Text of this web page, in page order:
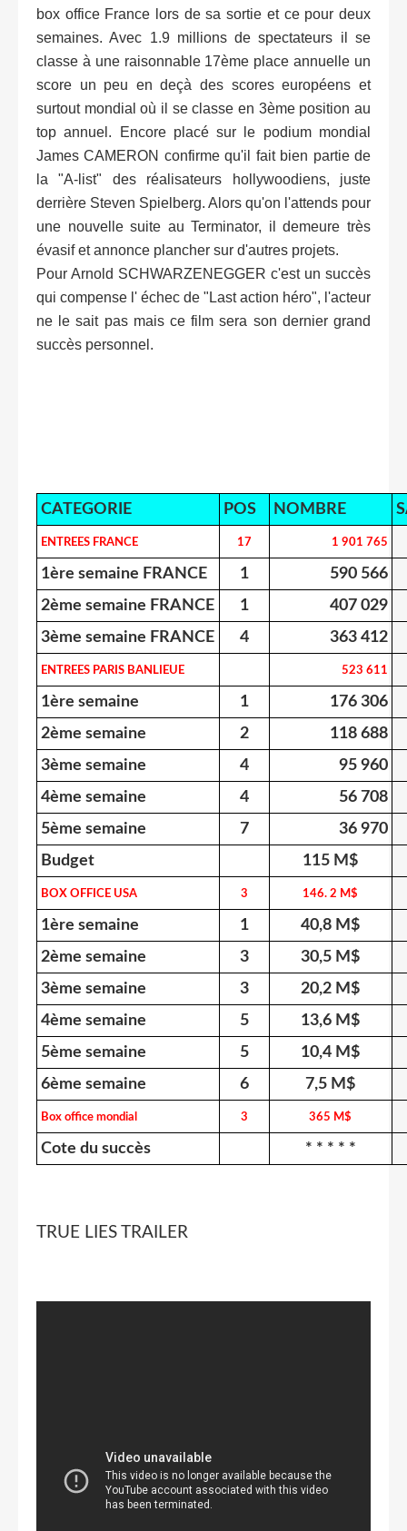
box office France lors de sa sortie et ce pour deux
semaines. Avec 1.9 millions de spectateurs il se
classe à une raisonnable 17ème place annuelle un
score un peu en deçà des scores européens et
surtout mondial où il se classe en 3ème position au
top annuel. Encore placé sur le podium mondial
James CAMERON confirme qu'il fait bien partie de
la "A-list" des réalisateurs hollywoodiens, juste
derrière Steven Spielberg. Alors qu'on l'attends pour
une nouvelle suite au Terminator, il demeure très
évasif et annonce plancher sur d'autres projets.
Pour Arnold SCHWARZENEGGER c'est un succès
qui compense l' échec de "Last action héro", l'acteur
ne le sait pas mais ce film sera son dernier grand
succès personnel.
CATEGORIE POS NOMBRE
ENTREES FRANCE 17 1 901 765
1ère semaine FRANCE 1
590 566
2ème semaine FRANCE
1
407 029
3ème semaine FRANCE
4 363 412
ENTREES PARIS BANLIEUE 523 611
1ère semaine 1
176 306
2ème semaine
2
118 688
3ème semaine
4
95 960
4ème semaine
4
56 708
5ème semaine
7
36 970
Budget
115 M$
BOX OFFICE USA 3 146. 2 M$
1ère semaine 1
40,8 M$
2ème semaine
3
30,5 M$
3ème semaine
3
20,2 M$
4ème semaine
5
13,6 M$
5ème semaine
5
10,4 M$
6ème semaine
6 7,5 M$
Box office mondial 3 365 M$
Cote du succès * * * * *
TRUE LIES TRAILER